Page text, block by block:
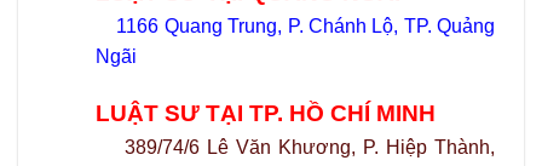
1166 Quang Trung, P. Chánh Lộ, TP. Quảng
Ngãi
LUẬT SƯ TẠI TP. HỒ CHÍ MINH
389/74/6 Lê Văn Khương, P. Hiệp Thành,